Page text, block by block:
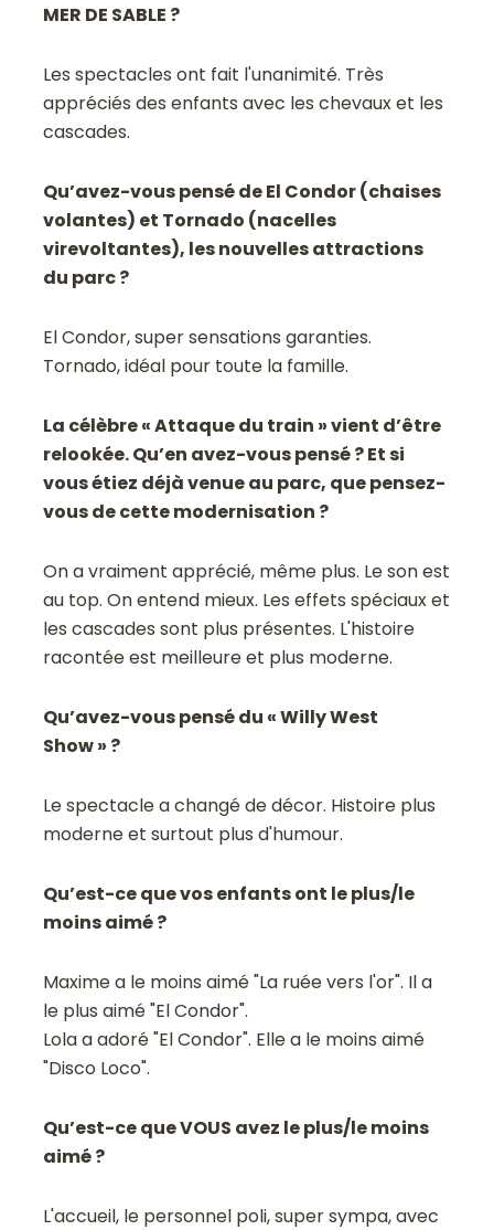
MER DE SABLE ?
Les spectacles ont fait l'unanimité. Très
appréciés des enfants avec les chevaux et les
cascades.
Qu’avez-vous pensé deEl Condor (chaises
volantes) et Tornado (nacelles
virevoltantes), les nouvelles attractions
du parc ?
El Condor, super sensations garanties.
Tornado, idéal pour toute la famille.
La célèbre « Attaque du train » vient d’être
relookée. Qu’en avez-vous pensé ? Et si
vous étiez déjà venue au parc, que pensez-
vous de cette modernisation ?
On a vraiment apprécié, même plus. Le son est
au top. On entend mieux. Les effets spéciaux et
les cascades sont plus présentes. L'histoire
racontée est meilleure et plus moderne.
Qu’avez-vous pensé du « Willy West
Show » ?
Le spectacle a changé de décor. Histoire plus
moderne et surtout plus d'humour.
Qu’est-ce que vos enfants ont le plus/le
moins aimé ?
Maxime a le moins aimé "La ruée vers l'or". Il a
le plus aimé "El Condor".
Lola a adoré "El Condor". Elle a le moins aimé
"Disco Loco".
Qu’est-ce que VOUS avez le plus/le moins
aimé ?
L'accueil, le personnel poli, super sympa, avec